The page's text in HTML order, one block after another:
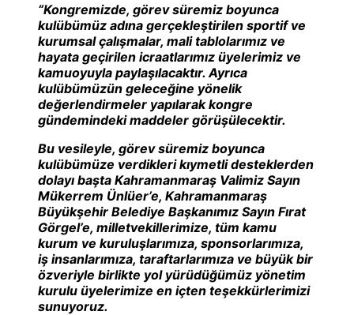
“Kongremizde, görev süremiz boyunca
kulübümüz adına gerçekleştirilen sportif ve
kurumsal çalışmalar, mali tablolarımız ve
hayata geçirilen icraatlarımız üyelerimiz ve
kamuoyuyla paylaşılacaktır. Ayrıca
kulübümüzün geleceğine yönelik
değerlendirmeler yapılarak kongre
gündemindeki maddeler görüşülecektir.
Bu vesileyle, görev süremiz boyunca
kulübümüze verdikleri kıymetli desteklerden
dolayı başta Kahramanmaraş Valimiz Sayın
Mükerrem Ünlüer’e, Kahramanmaraş
Büyükşehir Belediye Başkanımız Sayın Fırat
Görgel’e, milletvekillerimize, tüm kamu
kurum ve kuruluşlarımıza, sponsorlarımıza,
iş insanlarımıza, taraftarlarımıza ve büyük bir
özveriyle birlikte yol yürüdüğümüz yönetim
kurulu üyelerimize en içten teşekkürlerimizi
sunuyoruz.